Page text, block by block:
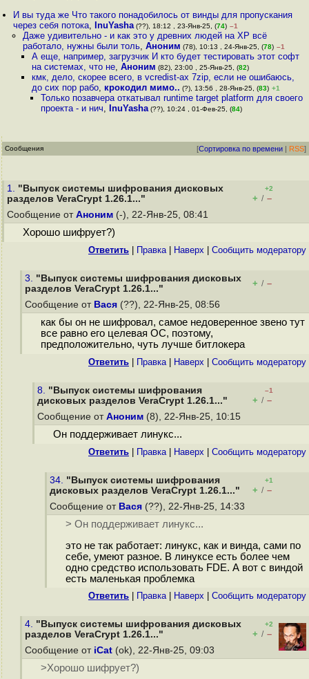
И вы туда же Что такого понадобилось от винды для пропускания
через себя потока, InuYasha (??), 18:12 , 23-Янв-25, (74) –1
Даже удивительно - и как это у древних людей на ХР всё
работало, нужны были толь, Аноним (78), 10:13 , 24-Янв-25, (78) –1
А еще, например, загрузчик И кто будет тестировать этот софт
на системах, что не, Аноним (82), 23:00 , 25-Янв-25, (82)
кмк, дело, скорее всего, в vcredist-ах 7zip, если не ошибаюсь,
до сих пор рабо, крокодил мимо.. (?), 13:56 , 28-Янв-25, (83) +1
Только позавчера откатывал runtime target platform для своего
проекта - и нич, InuYasha (??), 10:24 , 01-Фев-25, (84)
Сообщения [Сортировка по времени | RSS]
1. "Выпуск системы шифрования дисковых
разделов VeraCrypt 1.26.1..."
+2
+ / –
Сообщение от Аноним (-), 22-Янв-25, 08:41
Хорошо шифрует?)
Ответить Правка| Наверх Cообщить модератору
3. "Выпуск системы шифрования дисковых
разделов VeraCrypt 1.26.1..."
+ / –
Сообщение от Вася (??), 22-Янв-25, 08:56
как бы он не шифровал, самое недоверенное звено тут
все равно его целевая ОС, поэтому,
предположительно, чуть лучше битлокера
Ответить Правка| Наверх Cообщить модератору
8. "Выпуск системы шифрования
дисковых разделов VeraCrypt 1.26.1..."
–1
+ / –
Сообщение от Аноним (8), 22-Янв-25, 10:15
Он поддерживает линукс...
Ответить Правка| Наверх Cообщить модератору
34. "Выпуск системы шифрования
дисковых разделов VeraCrypt 1.26.1..."
+1
+ / –
Сообщение от Вася (??), 22-Янв-25, 14:33
> Он поддерживает линукс...
это не так работает: линукс, как и винда, сами по
себе, умеют разное. В линуксе есть более чем
одно средство использовать FDE. А вот с виндой
есть маленькая проблемка
Ответить Правка| Наверх Cообщить модератору
4. "Выпуск системы шифрования дисковых
разделов VeraCrypt 1.26.1..."
+2
+ / –
Сообщение от iCat (ok), 22-Янв-25, 09:03
>Хорошо шифрует?)